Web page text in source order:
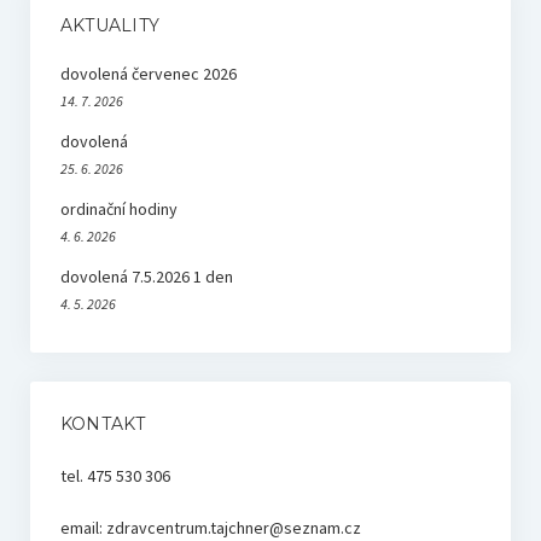
AKTUALITY
dovolená červenec 2026
14. 7. 2026
dovolená
25. 6. 2026
ordinační hodiny
4. 6. 2026
dovolená 7.5.2026 1 den
4. 5. 2026
KONTAKT
tel. 475 530 306
email: zdravcentrum.tajchner@seznam.cz